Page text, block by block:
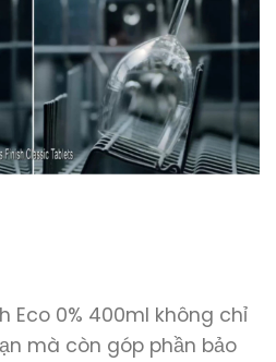
Eco 0% 400ml không chỉ
mà còn góp phần bảo